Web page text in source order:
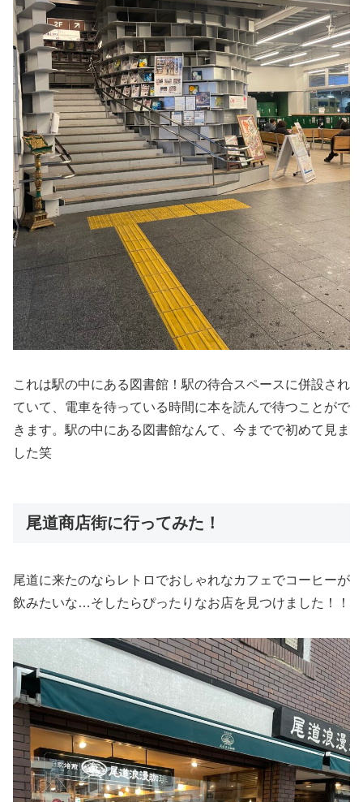
これは駅の中にある図書館！駅の待合スペースに併設され
ていて、電車を待っている時間に本を読んで待つことがで
きます。駅の中にある図書館なんて、今までで初めて見ま
した笑
尾道商店街に行ってみた！
尾道に来たのならレトロでおしゃれなカフェでコーヒーが
飲みたいな…そしたらぴったりなお店を見つけました！！